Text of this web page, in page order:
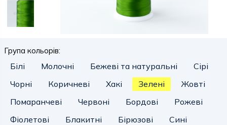
Група кольорів:
Білі Молочні Бежеві та натуральні
Сірі
Чорні
Коричневі Хакі Зелені
Жовті
Помаранчеві
Червоні Бордові
Рожеві
Фіолетові
Блакитні Бірюзові
Сині